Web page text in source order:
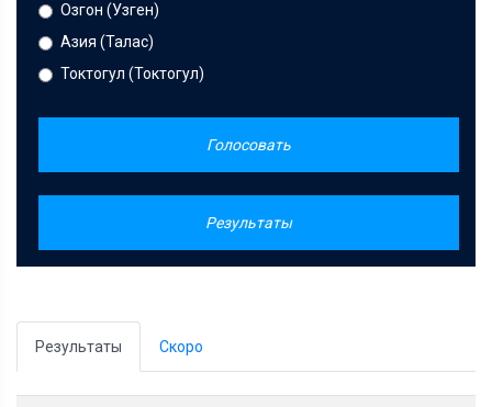
Озгон (Узген)
Азия (Талас)
Токтогул (Токтогул)
Голосовать
Результаты
Результаты Скоро